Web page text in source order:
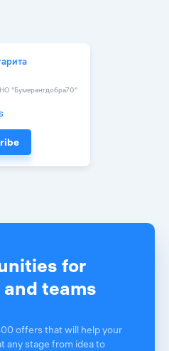
"Бумерангдобра70"
for
teams
offers that will help your
any stage from idea to